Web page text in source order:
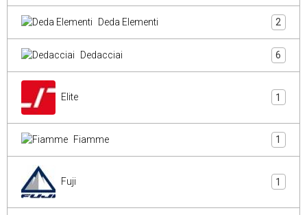
Deda Elementi 2
Dedacciai 6
Elite 1
Fiamme 1
Fuji 1